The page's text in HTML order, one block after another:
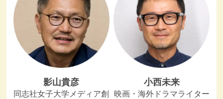
影山貴彦
同志社女子大学メディア創
小西未来
映画・海外ドラマライター